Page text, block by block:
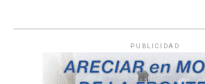
PUBLICIDAD